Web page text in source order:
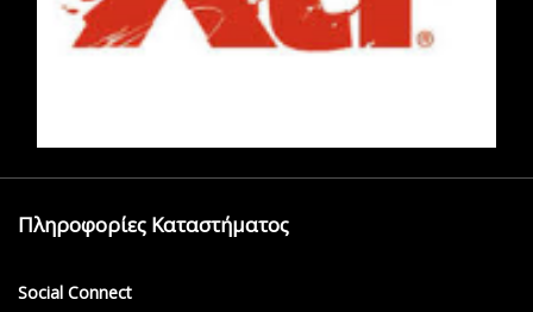
Πληροφορίες Καταστήματος
Social Connect